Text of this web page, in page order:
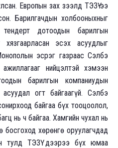
Европын зах зээлд ТЭЗҮ-ээ
Барилгачдын холбооныхныг
дотоодын барилгын
хязгаарласан эсэх асуудлыг
эсрэг газраас Сэлбэ
нийцэлтэй хэмээн
барилгын компаниудын
асуудал огт байгаагүй. Сэлбэ
байгаа бүх тооцоолол,
нь ч байгаа. Хамгийн чухал нь
босгоход хөрөнгө оруулагчдад
тулд ТЭЗҮ дээрээ бүх юмаа